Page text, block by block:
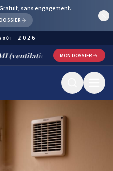
Gratuit, sans engagement.
2026
mécanique par insufflation)
MON DOSSIER